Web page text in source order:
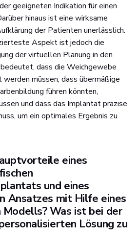
geeigneten Indikation für einen
hinaus ist eine wirksame
der Patienten unerlässlich.
Aspekt ist jedoch die
der virtuellen Planung in den
dass die Weichgewebe
müssen, dass übermäßige
führen könnten,
und dass das Implantat präzise
um ein optimales Ergebnis zu
eines
und eines
Ansatzes mit Hilfe eines
Was ist bei der
Lösung zu